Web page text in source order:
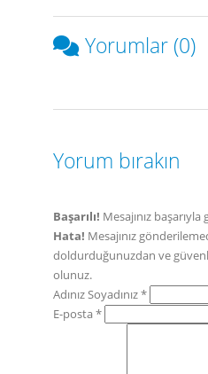
Yorumlar (0)
Yorum bırakın
Başarılı! Mesajınız
Hata! Mesajınız
doldurduğunuzdan ve
olunuz.
Adınız Soyadınız *
E-posta *